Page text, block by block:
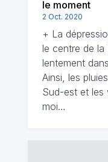
le moment
2 Oct. 2020
+ La
le centre de
lentement
Ainsi, les
Sud-est et les
moi…